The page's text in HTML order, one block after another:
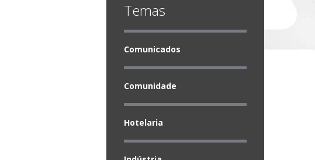
Temas
Comunicados
Comunidade
Hotelaria